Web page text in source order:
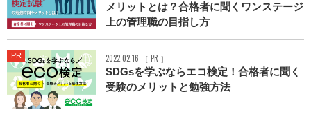
メリットとは？合格者に聞くワンステージ
上の管理職の目指し方
PR 2022.02.16 ［ PR ］
SDGsを学ぶならエコ検定！合格者に聞く
受験のメリットと勉強方法